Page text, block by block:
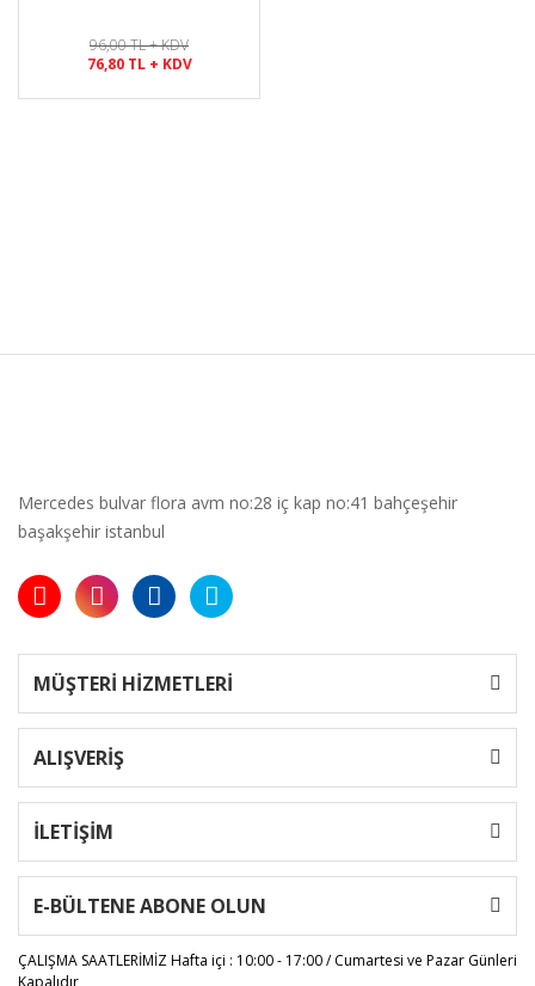
96,00 TL + KDV
76,80 TL + KDV
Mercedes bulvar flora avm no:28 iç kap no:41 bahçeşehir
başakşehir istanbul
MÜŞTERİ HİZMETLERİ
ALIŞVERİŞ
İLETİŞİM
E-BÜLTENE ABONE OLUN
ÇALIŞMA SAATLERİMİZHafta içi : 10:00 - 17:00 / Cumartesi ve Pazar Günleri
Kapalıdır